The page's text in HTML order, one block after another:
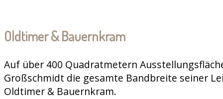
Oldtimer & Bauernkram
Auf über 400 Quadratmetern
Großschmidt die gesamte Bandbreite seiner
Oldtimer & Bauernkram.